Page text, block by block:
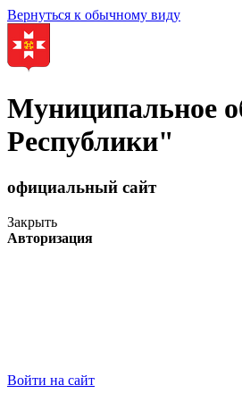
Вернуться к обычному виду
Муниципальное
Республики"
официальный сайт
Закрыть
Авторизация
Войти на сайт